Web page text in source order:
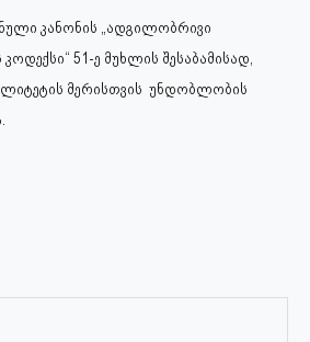
კანონის „ადგილობრივი
51-ე მუხლის შესაბამისად,
მერისთვის უნდობლობის